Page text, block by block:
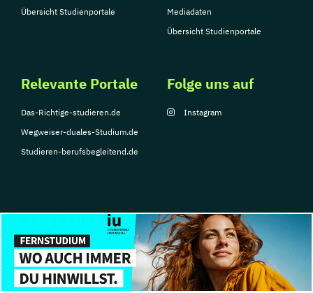
Übersicht Studienportale
Mediadaten
Übersicht Studienportale
Relevante Portale
Das-Richtige-studieren.de
Wegweiser-duales-Studium.de
Studieren-berufsbegleitend.de
Folge uns auf
Instagram
© Copyright 2026, TarGroup Media GmbH
Impressum
Über
uns
Datenschutzerklärung Nutzungsbedingungen